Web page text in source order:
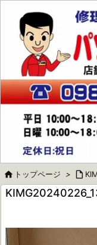
 トップページ > 